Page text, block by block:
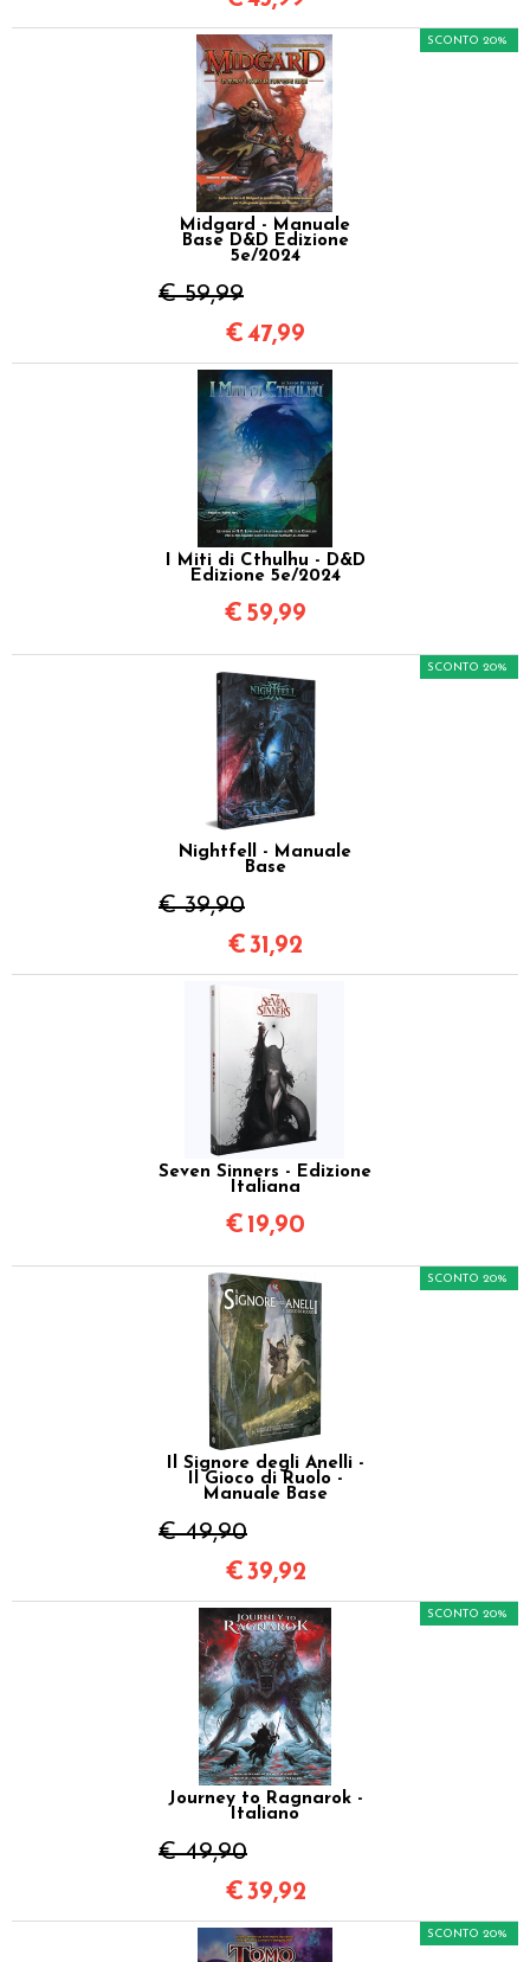
Midgard - Manuale
Base D&D Edizione
5e/2024
€ 59,99
SCONTO 20%
€47,99
I Miti di Cthulhu - D&D
Edizione 5e/2024
€ 59,99
Nightfell - Manuale
Base
€ 39,90
SCONTO 20%
€31,92
Seven Sinners - Edizione
Italiana
€ 19,90
Il Signore degli Anelli -
Il Gioco di Ruolo -
Manuale Base
€ 49,90
SCONTO 20%
€39,92
Journey to Ragnarok -
Italiano
€ 49,90
SCONTO 20%
€39,92
SCONTO 20%